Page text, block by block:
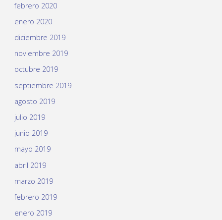
febrero 2020
enero 2020
diciembre 2019
noviembre 2019
octubre 2019
septiembre 2019
agosto 2019
julio 2019
junio 2019
mayo 2019
abril 2019
marzo 2019
febrero 2019
enero 2019